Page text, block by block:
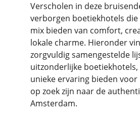
Verscholen in deze
verborgen boetiekhotels die
mix bieden van comfort,
lokale charme. Hieronder
zorgvuldig samengestelde
uitzonderlijke boetiekhotels,
unieke ervaring bieden voor
op zoek zijn naar de
Amsterdam.